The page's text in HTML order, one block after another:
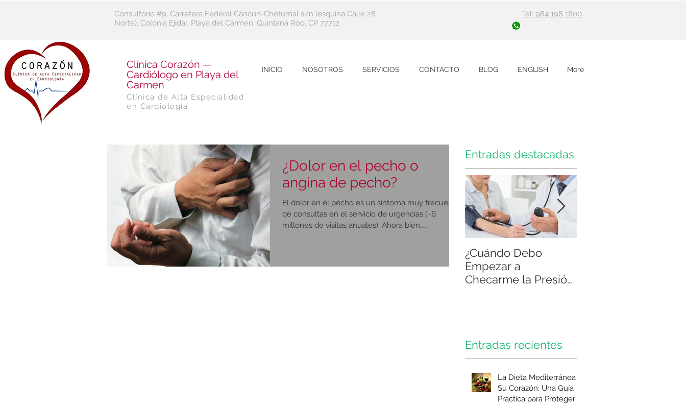
Consultorio #9, Carretera Federal Cancún-Chetumal s/n (esquina Calle 28
Norte), Colonia Ejidal, Playa del Carmen, Quintana Roo. CP 77712.
Tel: 984 198 1800
​Clínica Corazón —
Cardiólogo en Playa del
Carmen
INICIO NOSOTROS SERVICIOS CONTACTO BLOG ENGLISH More
Clínica de Alta Especialidad
en Cardiología
¿Dolor en el pecho o
angina de pecho?
El dolor en el pecho es un síntoma muy frecuente
de consultas en el servicio de urgencias (~6
millones de visitas anuales). Ahora bien,...
Entradas destacadas
¿Cuándo Debo
Empezar a
Checarme la Presión
Entradas recientes
La Dieta Mediterránea y
Su Corazón: Una Guía
Práctica para Proteger